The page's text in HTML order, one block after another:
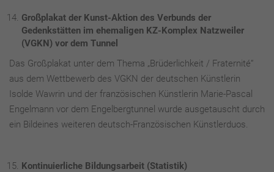
Großplakat der Kunst-Aktion des Verbunds der
Gedenkstätten im ehemaligen KZ-Komplex Natzweiler
(VGKN) vor dem Tunnel
Das Großplakat unter dem Thema „Brüderlichkeit / Fraternité“
aus dem Wettbewerb des VGKN der deutschen Künstlerin
Isolde Wawrin und der französischen Künstlerin Marie-Pascal
Engelmann vor dem Engelbergtunnel wurde ausgetauscht durch
ein Bildeines weiteren deutsch-Französischen Künstlerduos.
Kontinuierliche Bildungsarbeit (Statistik)